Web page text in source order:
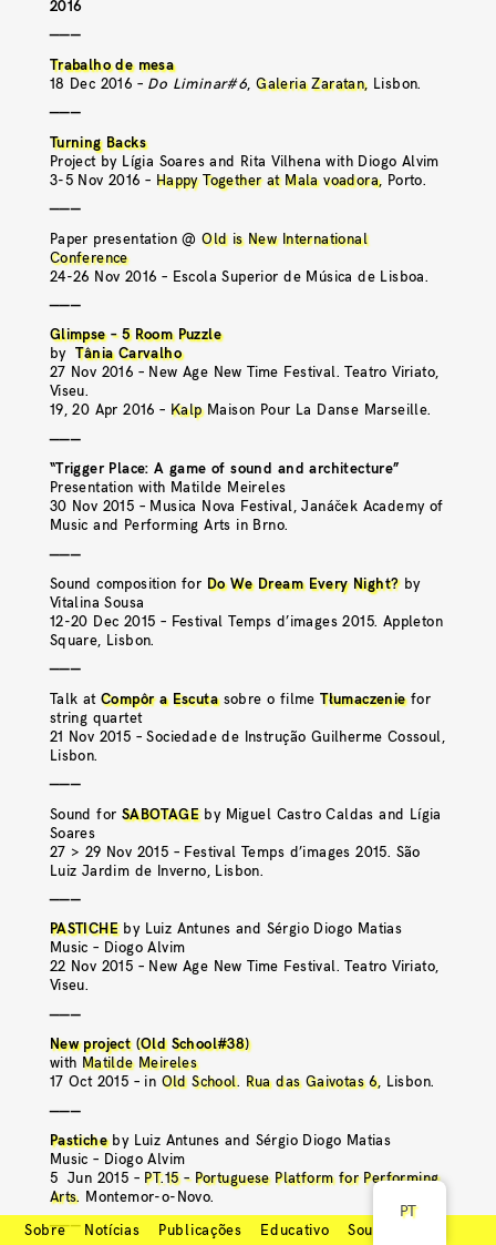
2016
———
Trabalho de mesa
18 Dec 2016 – Do Liminar#6,Galeria Zaratan, Lisbon.
———
Turning Backs
Project by Lígia Soares and Rita Vilhena with Diogo Alvim
3-5 Nov 2016 – Happy Together at Mala voadora, Porto.
———
Paper presentation @Old is New International
Conference
24-26 Nov 2016 – Escola Superior de Música de Lisboa.
———
Glimpse – 5 Room Puzzle
by Tânia Carvalho
27 Nov 2016 – New Age New Time Festival. Teatro Viriato,
Viseu.
19, 20 Apr 2016 – KalpMaison Pour La Danse Marseille.
———
“Trigger Place: A game of sound and architecture”
Presentation with Matilde Meireles
30 Nov 2015 – Musica Nova Festival, Janáček Academy of
Music and Performing Arts in Brno.
———
Sound composition for Do We Dream Every Night? by
Vitalina Sousa
12-20 Dec 2015 – Festival Temps d’images 2015. Appleton
Square, Lisbon.
———
Talk atCompôr a Escuta sobre o filme Tłumaczenie for
string quartet
21 Nov 2015 – Sociedade de Instrução Guilherme Cossoul,
Lisbon.
———
Sound for SABOTAGEby Miguel Castro Caldas and Lígia
Soares
27 > 29 Nov 2015 – Festival Temps d’images 2015. São
Luiz Jardim de Inverno, Lisbon.
———
PASTICHE by Luiz Antunes and Sérgio Diogo Matias
Music – Diogo Alvim
22 Nov 2015 – New Age New Time Festival. Teatro Viriato,
Viseu.
———
New project (Old School#38)
with Matilde Meireles
17 Oct 2015 – in Old School. Rua das Gaivotas 6, Lisbon.
———
Pastiche by Luiz Antunes and Sérgio Diogo Matias
Music – Diogo Alvim
5 Jun 2015 – PT.15 – Portuguese Platform for Performing
Arts. Montemor-o-Novo.
———
PT
Sobre Notícias Publicações Educativo Soundcloud